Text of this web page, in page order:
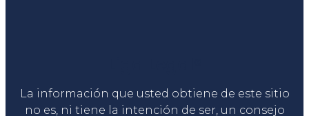
La información que usted obtiene de este sitio
no es, ni tiene la intención de ser, un consejo